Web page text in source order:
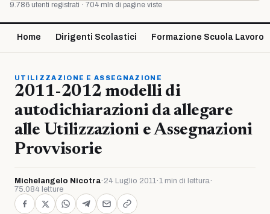
9.786 utenti registrati · 704 mln di pagine viste
Home Dirigenti Scolastici Formazione Scuola Lavoro
UTILIZZAZIONE E ASSEGNAZIONE
2011-2012 modelli di
autodichiarazioni da allegare
alle Utilizzazioni e Assegnazioni
Provvisorie
Michelangelo Nicotra· 24 Luglio 2011·1 min di lettura·
75.084 letture